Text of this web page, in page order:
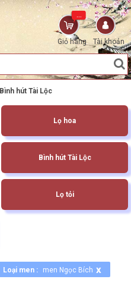
Tài khoản
Giỏ hàng
...
Bình hút Tài Lộc
Lọ hoa
Bình hút Tài Lộc
Lọ tỏi
Loại men : men Ngọc Bích x